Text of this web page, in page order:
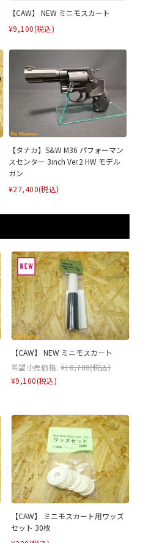
【CAW】 NEW ミニモスカート
¥9,100(税込)
【タナカ】S&W M36 パフォーマン
スセンター 3inch Ver.2 HW モデル
ガン
¥27,400(税込)
【CAW】 NEW ミニモスカート
希望小売価格: ¥10,780(税込)
¥9,100(税込)
【CAW】 ミニモスカート用ワッズ
セット 30枚